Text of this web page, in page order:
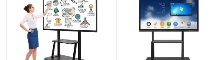
Visite d'usine
Contrôle de la qualité